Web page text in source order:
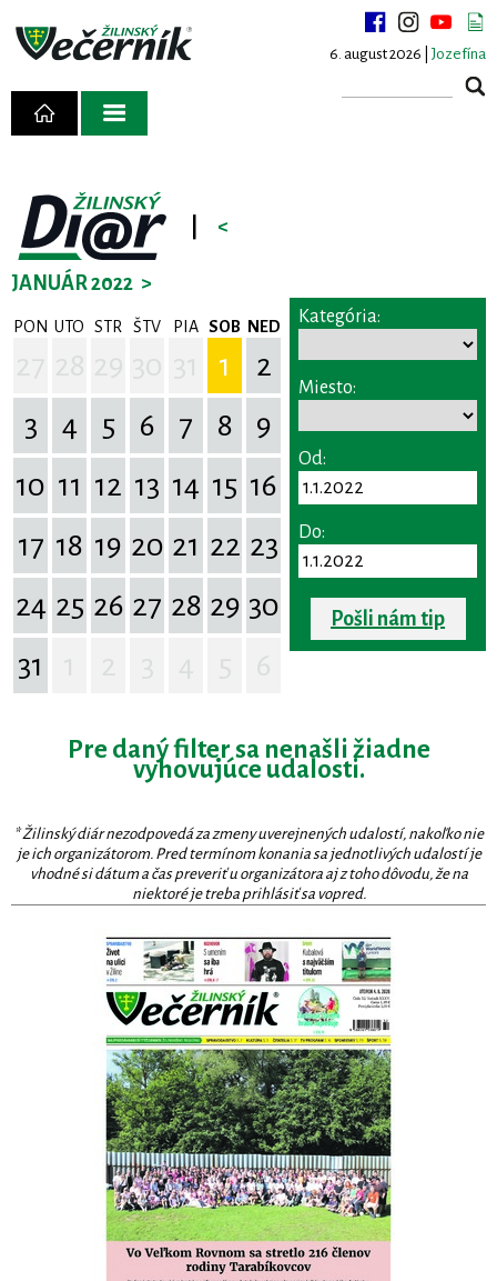
6. august 2026 | Jozefína
<
JANUÁR 2022 >
PON UTO STR ŠTV PIA SOB NED
1
2
3
4 5 6 7 8
9
10 11 12 13 14 15 16
17 18 19 20 21 22 23
24 25 26 27 28 29 30
31
Kategória:
Miesto:
Od:
Do:
Pošli nám tip
Pre daný filter sa nenašli žiadne
vyhovujúce udalosti.
* Žilinský diár nezodpovedá za zmeny uverejnených udalostí, nakoľko nie
je ich organizátorom. Pred termínom konania sa jednotlivých udalostí je
vhodné si dátum a čas preveriť u organizátora aj z toho dôvodu, že na
niektoré je treba prihlásiť sa vopred.